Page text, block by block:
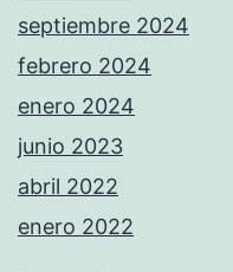
septiembre 2024
febrero 2024
enero 2024
junio 2023
abril 2022
enero 2022